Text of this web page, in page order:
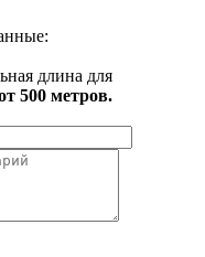
длина для
500 метров.